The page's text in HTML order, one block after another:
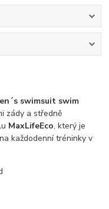
swimsuit swim
zády a středně
MaxLifeEco, který je
každodenní tréninky v